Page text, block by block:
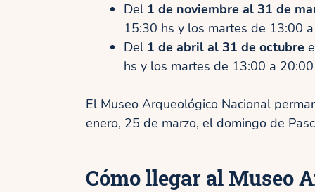
Del 1 de noviembre al 31 de
15:30 hs y los martes de 13:00
Del 1 de abril al 31 de octubre
hs y los martes de 13:00 a 20:00
El Museo Arqueológico Nacional
enero, 25 de marzo, el domingo de
Cómo llegar al Museo